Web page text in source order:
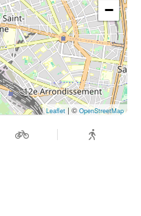
−
Leaflet | © OpenStreetMap